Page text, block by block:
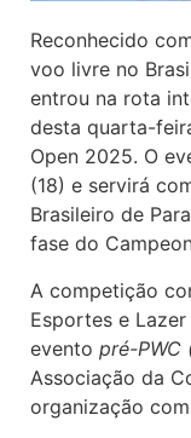
Reconhecido
voo livre no
entrou na rota
desta quarta-
Open 2025. O
(18) e servirá
Brasileiro de
fase do
A competição
Esportes e
evento pré-PWC
Associação da
organização